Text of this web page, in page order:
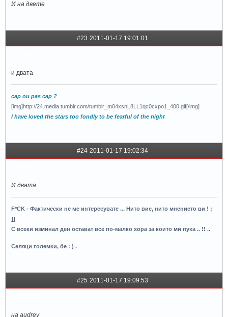
И на двете
#23 2011-01-17 19:01:01
и двата
cap ou pas cap ?
[img]http://24.media.tumblr.com/tumblr_m04xsnL8LL1qc0cxpo1_400.gif[/img]
I have loved the stars too fondly to be fearful of the night
#24 2011-01-17 19:02:34
И двата .
F*CK - Фактически не ме интересувате ... Нито вие, нито мнението ви ! ;
]]
С всеки изминал ден остават все по-малко хора за които ми пука .. !! ..
Селяци големки, бе : ) .
#25 2011-01-17 19:09:53
на audrey